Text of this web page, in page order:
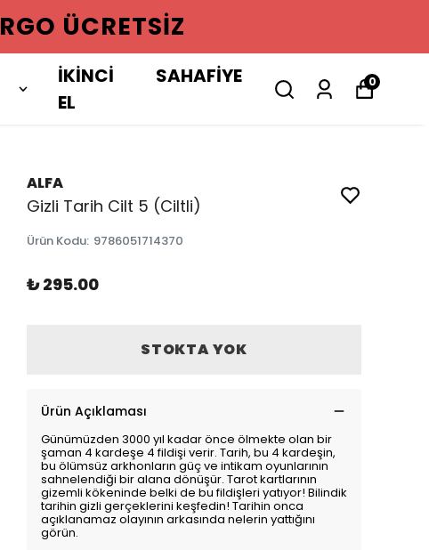
ÜCRETSIZ
İKİNCİ
EL
SAHAFİYE 0
ALFA
Gizli Tarih Cilt 5 (Ciltli)
Ürün Kodu: 9786051714370
₺ 295.00
STOKTA YOK
Ürün Açıklaması
Günümüzden 3000 yıl kadar önce ölmekte olan bir
şaman 4 kardeşe 4 fildişi verir. Tarih, bu 4 kardeşin,
bu ölümsüz arkhonların güç ve intikam oyunlarının
sahnelendiği bir alana dönüşür. Tarot kartlarının
gizemli kökeninde belki de bu fildişleri yatıyor! Bilindik
tarihin gizli gerçeklerini keşfedin! Tarihin onca
açıklanamaz olayının arkasında nelerin yattığını
görün.